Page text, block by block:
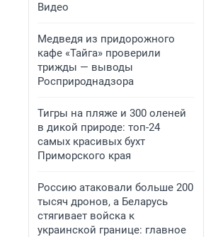
Видео
Медведя из придорожного
кафе «Тайга» проверили
трижды — выводы
Росприроднадзора
Тигры на пляже и 300 оленей
в дикой природе: топ-24
самых красивых бухт
Приморского края
Россию атаковали больше 200
тысяч дронов, а Беларусь
стягивает войска к
украинской границе: главное